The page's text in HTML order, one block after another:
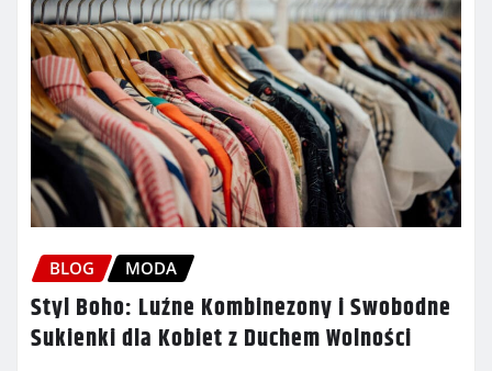
BLOG MODA
Styl Boho: Luźne Kombinezony i Swobodne
Sukienki dla Kobiet z Duchem Wolności